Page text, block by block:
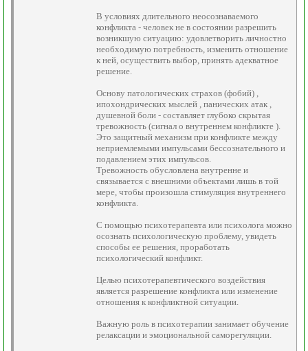
В условиях длительного неосознаваемого
конфликта - человек не в состоянии разрешить
возникшую ситуацию: удовлетворить личностно
необходимую потребность, изменить отношение
к ней, осуществить выбор, принять адекватное
решение.
Основу патологических страхов (фобий) ,
ипохондрических мыслей , панических атак ,
душевной боли - составляет глубоко скрытая
тревожность (сигнал о внутреннем конфликте ).
Это защитный механизм при конфликте между
неприемлемыми импульсами бессознательного и
подавлением этих импульсов.
Тревожность обусловлена внутренне и
связывается с внешними объектами лишь в той
мере, чтобы произошла стимуляция внутреннего
конфликта.
С помощью психотерапевта или психолога можно
осознать психологическую проблему, увидеть
способы ее решения, проработать
психологический конфликт.
Целью психотерапевтического воздействия
является разрешение конфликта или изменение
отношения к конфликтной ситуации.
Важную роль в психотерапии занимает обучение
релаксации и эмоциональной саморегуляции.